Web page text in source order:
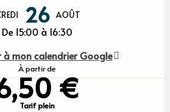
26 AOÛT
De 15:00 à 16:30
à mon calendrier Google
À partir de €
Tarif plein